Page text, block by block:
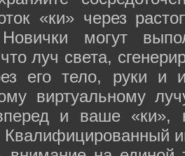
«ки» через
могут
луч света,
его тело, руки и
виртуальному
и ваше «ки»,